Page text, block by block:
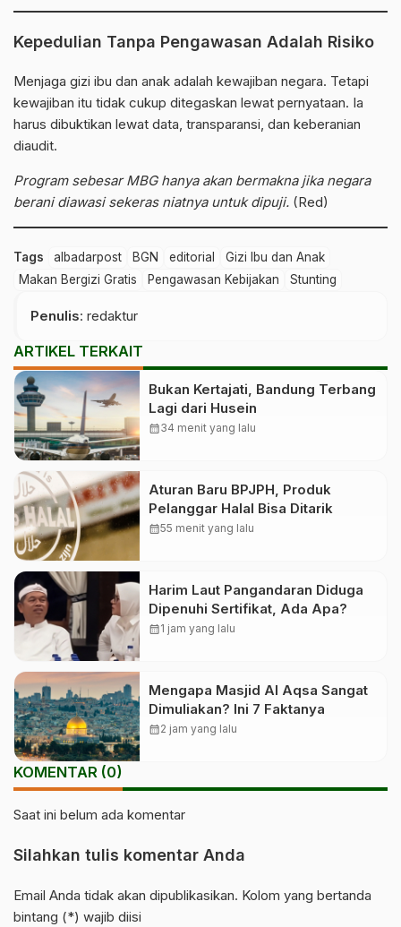
Kepedulian Tanpa Pengawasan Adalah Risiko
Menjaga gizi ibu dan anak adalah kewajiban negara. Tetapi
kewajiban itu tidak cukup ditegaskan lewat pernyataan. Ia
harus dibuktikan lewat data, transparansi, dan keberanian
diaudit.
Program sebesar MBG hanya akan bermakna jika negara
berani diawasi sekeras niatnya untuk dipuji. (Red)
Tags albadarpost BGN editorial
Gizi Ibu dan Anak
Makan Bergizi Gratis
Pengawasan Kebijakan Stunting
Penulis: redaktur
ARTIKEL TERKAIT
Bukan Kertajati, Bandung Terbang
Lagi dari Husein
calendar_month34 menit yang lalu
Aturan Baru BPJPH, Produk
Pelanggar Halal Bisa Ditarik
calendar_month55 menit yang lalu
Harim Laut Pangandaran Diduga
Dipenuhi Sertifikat, Ada Apa?
calendar_month1 jam yang lalu
Mengapa Masjid Al Aqsa Sangat
Dimuliakan? Ini 7 Faktanya
calendar_month2 jam yang lalu
KOMENTAR (0)
Saat ini belum ada komentar
Silahkan tulis komentar Anda
Email Anda tidak akan dipublikasikan. Kolom yang bertanda
bintang (*) wajib diisi